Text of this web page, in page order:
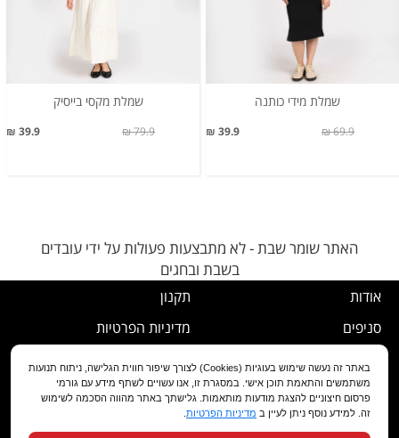
שמלת מידי כותנה
39.9 ₪ 69.9 ₪
שמלת מקסי בייסיק
39.9 ₪ 79.9 ₪
האתר שומר שבת - לא מתבצעות פעולות על ידי עובדים
בשבת ובחגים
אודות
סניפים
שירות לקוחות
מועדון לקוחות
תקנון
מדיניות הפרטיות
נוהל ביטול עסקה
מדיניות החלפה/החזרה/ביטול
הצהרת נגישות
באתר זה נעשה שימוש בעוגיות (Cookies) לצורך שיפור חווית הגלישה, ניתוח תנועות
משתמשים והתאמת תוכן אישי. במסגרת זו, אנו עשויים לשתף מידע עם גורמי
פרסום חיצוניים להצגת מודעות מותאמות. גלישתך באתר מהווה הסכמה לשימוש
זה. למידע נוסף ניתן לעיין ב מדיניות הפרטיות